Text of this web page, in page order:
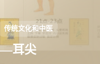
传统文化和中医
耳尖